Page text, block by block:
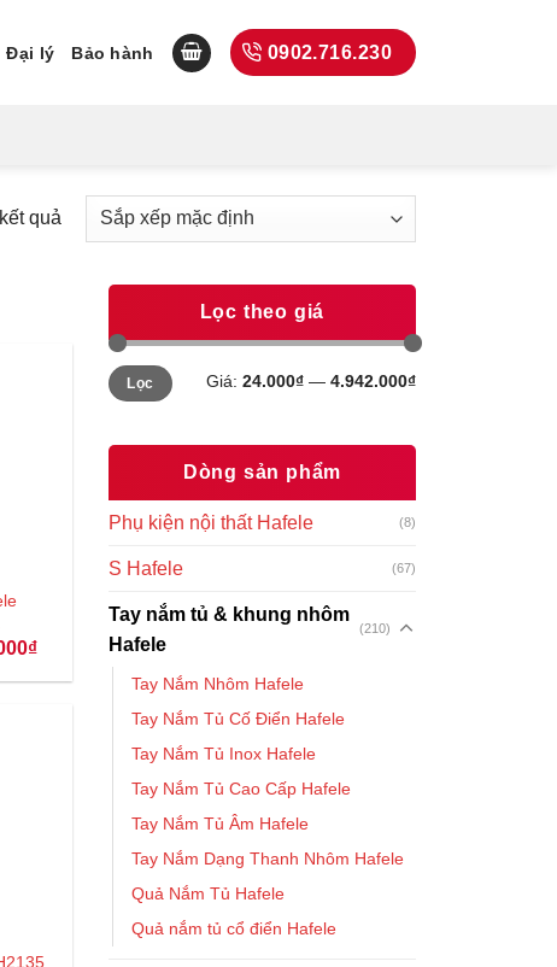
Đại lý Bảo hành 0902.716.230
quả
₫Giá
tại
Lọc theo giá
Giá
tối
thiểu
Giá
tối
đa
Lọc Giá: 24.000₫ — 4.942.000₫
Dòng sản phẩm
Phụ kiện nội thất Hafele (8)
S Hafele (67)
Tay nắm tủ & khung nhôm
Hafele
(210)
Tay Nắm Nhôm Hafele
Tay Nắm Tủ Cố Điển Hafele
Tay Nắm Tủ Inox Hafele
Tay Nắm Tủ Cao Cấp Hafele
Tay Nắm Tủ Âm Hafele
Tay Nắm Dạng Thanh Nhôm Hafele
Quả Nắm Tủ Hafele
Quả nắm tủ cổ điển Hafele